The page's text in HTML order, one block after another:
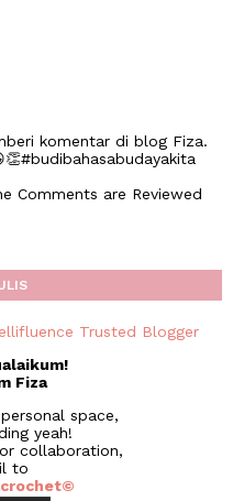
komentar di blog Fiza.
Comments are Reviewed
Fiza
space,
yeah!
collaboration,
to